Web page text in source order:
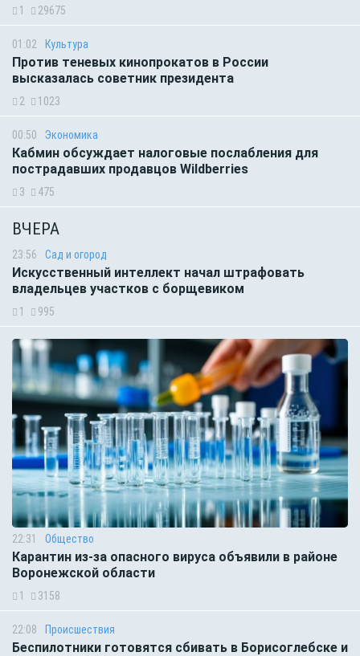
1 29675
01:02 Культура
Против теневых кинопрокатов в России
высказалась советник президента
2 1023
00:50 Экономика
Кабмин обсуждает налоговые послабления для
пострадавших продавцов Wildberries
3 475
ВЧЕРА
23:56 Сад и огород
Искусственный интеллект начал штрафовать
владельцев участков с борщевиком
1 995
22:31 Общество
Карантин из-за опасного вируса объявили в районе
Воронежской области
1 3158
22:08 Происшествия
Беспилотники готовятся сбивать в Борисоглебске и